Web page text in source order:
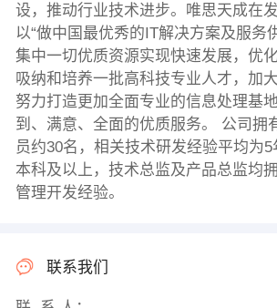
设，推动行业技术进步。唯思天成在
以“做中国最优秀的IT解决方案及服务
集中一切优质资源实现快速发展，优
吸纳和培养一批高科技专业人才，加
努力打造更加全面专业的信息处理基
到、满意、全面的优质服务。 公司拥
员约30名，相关技术研发经验平均为
本科及以上，技术总监及产品总监均
管理开发经验。
联系我们